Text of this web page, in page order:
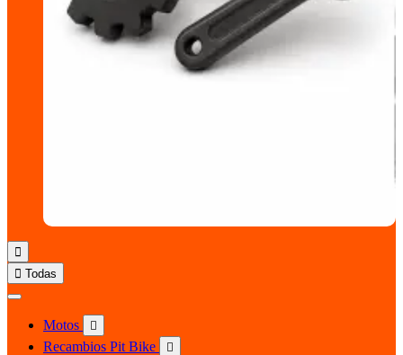

 Todas
Motos 
Recambios Pit Bike 